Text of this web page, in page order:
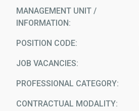
MANAGEMENT UNIT /
INFORMATION
POSITION CODE
JOB VACANCIES
PROFESSIONAL CATEGORY
CONTRACTUAL MODALITY